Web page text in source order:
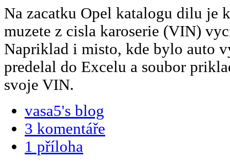
Na zacatku Opel katalogu dilu je
muzete z cisla karoserie (VIN)
Napriklad i misto, kde bylo auto
predelal do Excelu a soubor
svoje VIN.
vasa5's blog
3 komentáře
1 příloha